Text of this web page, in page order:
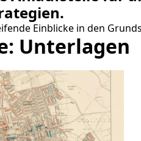
Einblicke in den
Unterlagen